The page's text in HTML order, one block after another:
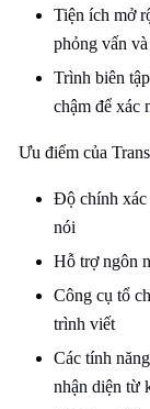
Tiện ích mở
phỏng vấn
Trình biên
chậm để xác
Ưu điểm của
Độ chính xác
nói
Hỗ trợ ngôn
Công cụ tổ
trình viết
Các tính
nhận diện từ